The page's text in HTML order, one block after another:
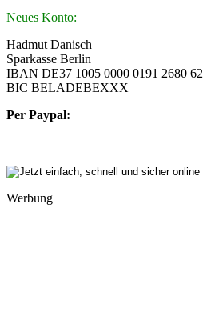
Neues Konto:
Hadmut Danisch
Sparkasse Berlin
IBAN DE37 1005 0000 0191 2680 62
BIC BELADEBEXXX
Per Paypal:
Werbung